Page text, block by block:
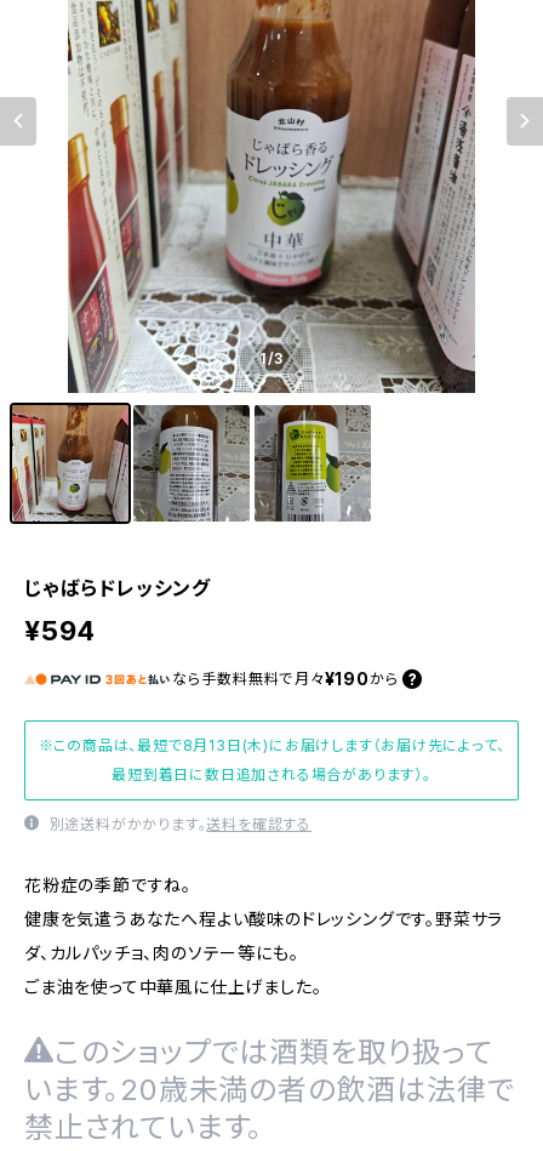
1/3
じゃばらドレッシング
¥594
なら 手数料無料で 月々¥190 から
※この商品は、最短で8月13日(木)にお届けします（お届け先によって、
最短到着日に数日追加される場合があります）。
別途送料がかかります。送料を確認する
花粉症の季節ですね。
健康を気遣うあなたへ程よい酸味のドレッシングです。野菜サラ
ダ、カルパッチョ、肉のソテー等にも。
ごま油を使って中華風に仕上げました。
このショップでは酒類を取り扱って
います。20歳未満の者の飲酒は法律で
禁止されています。